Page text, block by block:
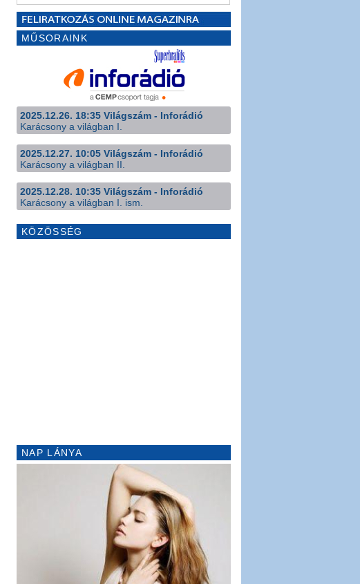
MŰSORAINK
2025.12.26. 18:35 Világszám - Inforádió
Karácsony a világban I.
2025.12.27. 10:05 Világszám - Inforádió
Karácsony a világban II.
2025.12.28. 10:35 Világszám - Inforádió
Karácsony a világban I. ism.
KÖZÖSSÉG
NAP LÁNYA